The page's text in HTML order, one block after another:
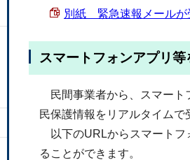
別紙 緊急速報メールが
スマートフォンアプリ等
民間事業者から、スマート
民保護情報をリアルタイムで
以下のURLからスマートフ
ることができます。